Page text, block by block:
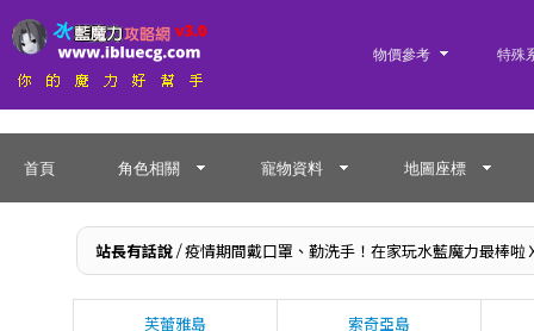
物價參考 特殊
首頁 角色相關 寵物資料 地圖座標
站長有話說/ 疫情期間戴口罩、勤洗手！在家玩水藍魔力最棒啦
芙蕾雅島 索奇亞島